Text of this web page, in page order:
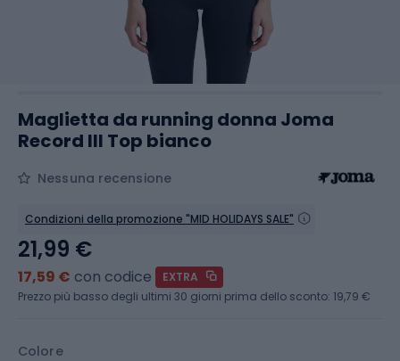
Maglietta da running donna Joma
Record III Top bianco
Nessuna recensione
Condizioni della promozione "MID HOLIDAYS SALE"
Colore
21,99 €
17,59 € con codice
EXTRA
Prezzo più basso degli ultimi 30 giorni prima dello sconto: 19,79 €